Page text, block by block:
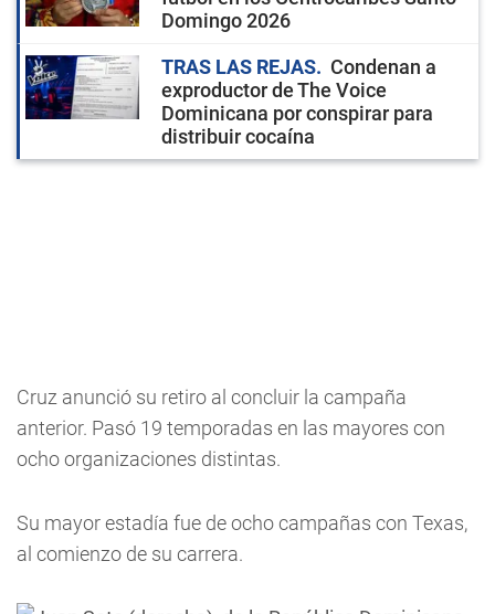
Domingo 2026
TRAS LAS REJAS
Condenan a
exproductor de The Voice
Dominicana por conspirar para
distribuir cocaína
Cruz anunció su retiro al concluir la campaña
anterior. Pasó 19 temporadas en las mayores con
ocho organizaciones distintas.
Su mayor estadía fue de ocho campañas con Texas,
al comienzo de su carrera.